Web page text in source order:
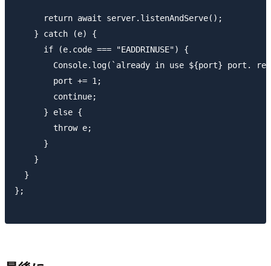
      return await server.listenAndServe();
    } catch (e) {
      if (e.code === "EADDRINUSE") {
Console.log(`already in use ${port} port.
        port += 1;
        continue;
      } else {
        throw e;
      }
    }
  }
};